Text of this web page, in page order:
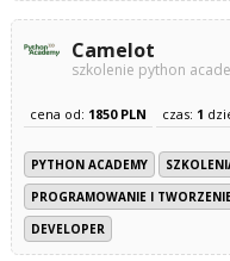
Camelot
szkolenie python
cena od: 1850 PLN czas: 1
PYTHON ACADEMY
PROGRAMOWANIE I
DEVELOPER